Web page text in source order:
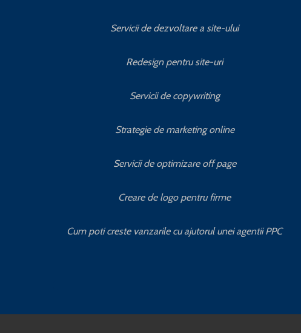
Servicii de dezvoltare a site-ului
Redesign pentru site-uri
Servicii de copywriting
Strategie de marketing online
Servicii de optimizare off page
Creare de logo pentru firme
Cum poti creste vanzarile cu ajutorul unei agentii PPC